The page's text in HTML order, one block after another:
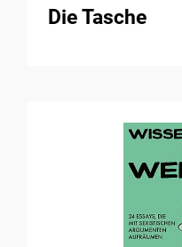
Die Tasche